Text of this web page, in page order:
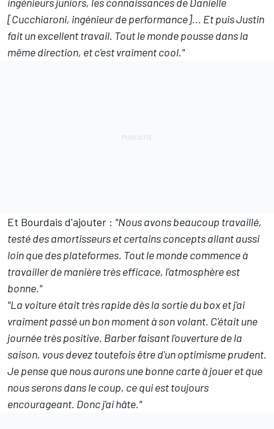
[Cucchiaroni, ingénieur de performance]... Et puis Justin
fait un excellent travail. Tout le monde pousse dans la
même direction, et c'est vraiment cool."
Et Bourdais d'ajouter : "Nous avons beaucoup travaillé,
testé des amortisseurs et certains concepts allant aussi
loin que des plateformes. Tout le monde commence à
travailler de manière très efficace, l'atmosphère est
bonne."
"La voiture était très rapide dès la sortie du box et j'ai
vraiment passé un bon moment à son volant. C'était une
journée très positive. Barber faisant l'ouverture de la
saison, vous devez toutefois être d'un optimisme prudent.
Je pense que nous aurons une bonne carte à jouer et que
nous serons dans le coup, ce qui est toujours
encourageant. Donc j'ai hâte."